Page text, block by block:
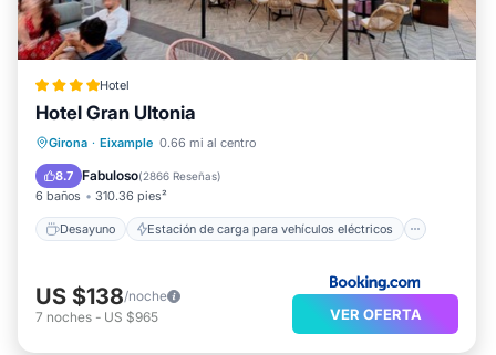
Hotel
Hotel Gran Ultonia
Girona · Eixample 0.66 mi al centro
8.7 Fabuloso(2866 Reseñas)
6 baños 310.36 pies²
Desayuno Estación de carga para vehículos eléctricos
Desayuno
Estación de carga para vehículos eléctricos
Aparcamiento
US $138/noche
7 noches - US $965 VER OFERTA